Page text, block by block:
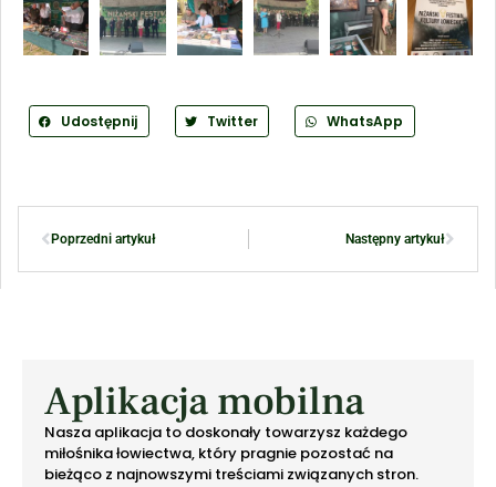
Udostępnij Twitter WhatsApp
Poprzedni artykuł Następny artykuł
Aplikacja mobilna
Nasza aplikacja to doskonały towarzysz każdego
miłośnika łowiectwa, który pragnie pozostać na
bieżąco z najnowszymi treściami związanych stron.